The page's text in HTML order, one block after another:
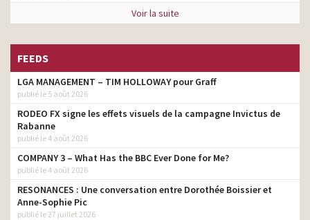
Voir la suite
FEEDS
LGA MANAGEMENT – TIM HOLLOWAY pour Graff
publié le 5 août 2026
RODEO FX signe les effets visuels de la campagne Invictus de
Rabanne
publié le 4 août 2026
COMPANY 3 – What Has the BBC Ever Done for Me?
publié le 4 août 2026
RESONANCES : Une conversation entre Dorothée Boissier et
Anne-Sophie Pic
publié le 27 juillet 2026